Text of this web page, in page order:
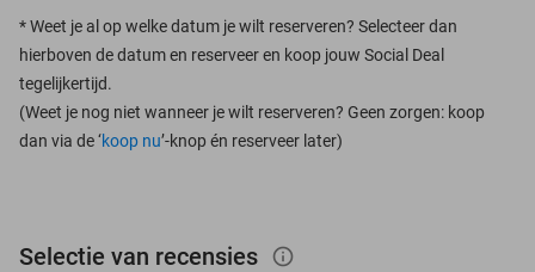
*Weet je al op welke datum je wilt reserveren? Selecteer dan
hierboven de datum en reserveer en koop jouw Social Deal
tegelijkertijd.
(Weet je nog niet wanneer je wilt reserveren? Geen zorgen: koop
dan via de ‘koop nu’-knop én reserveer later)
Selectie van recensies info_outlined